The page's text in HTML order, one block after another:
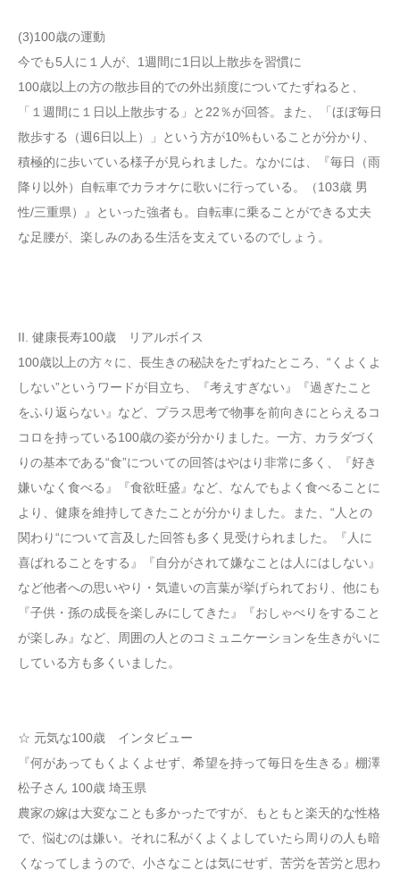
(3)100歳の運動
今でも5人に１人が、1週間に1日以上散歩を習慣に
100歳以上の方の散歩目的での外出頻度についてたずねると、
「１週間に１日以上散歩する」と22％が回答。また、「ほぼ毎日
散歩する（週6日以上）」という方が10%もいることが分かり、
積極的に歩いている様子が見られました。なかには、『毎日（雨
降り以外）自転車でカラオケに歌いに行っている。（103歳 男
性/三重県）』といった強者も。自転車に乗ることができる丈夫
な足腰が、楽しみのある生活を支えているのでしょう。
II. 健康長寿100歳 リアルボイス
100歳以上の方々に、長生きの秘訣をたずねたところ、“くよくよ
しない”というワードが目立ち、『考えすぎない』『過ぎたこと
をふり返らない』など、プラス思考で物事を前向きにとらえるコ
コロを持っている100歳の姿が分かりました。一方、カラダづく
りの基本である“食”についての回答はやはり非常に多く、『好き
嫌いなく食べる』『食欲旺盛』など、なんでもよく食べることに
より、健康を維持してきたことが分かりました。また、“人との
関わり“について言及した回答も多く見受けられました。『人に
喜ばれることをする』『自分がされて嫌なことは人にはしない』
など他者への思いやり・気遣いの言葉が挙げられており、他にも
『子供・孫の成長を楽しみにしてきた』『おしゃべりをすること
が楽しみ』など、周囲の人とのコミュニケーションを生きがいに
している方も多くいました。
☆ 元気な100歳 インタビュー
『何があってもくよくよせず、希望を持って毎日を生きる』棚澤
松子さん 100歳 埼玉県
農家の嫁は大変なことも多かったですが、もともと楽天的な性格
で、悩むのは嫌い。それに私がくよくよしていたら周りの人も暗
くなってしまうので、小さなことは気にせず、苦労を苦労と思わ